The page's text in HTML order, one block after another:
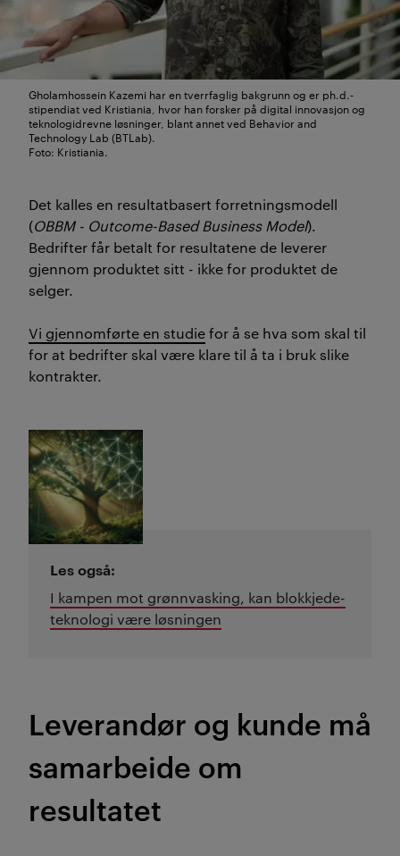
samarbeide tett, dele mål og
ressurser og være klare for
felles innovasjon.
(Sammendraget er laget av KI og
kvalitetssikret av redaksjonen
Gholamhossein Kazemi har en tverrfaglig bakgrunn og er ph.d.-
stipendiat ved Kristiania, hvor han forsker på digital innovasjon og
teknologidrevne løsninger, blant annet ved Behavior and
Technology Lab (BTLab).
Foto: Kristiania.
Det kalles en resultatbasert forretningsmodell
(OBBM - Outcome-Based Business Model).
Bedrifter får betalt for resultatene de leverer
gjennom produktet sitt - ikke for produktet de
selger.
Vi gjennomførte en studiefor å se hva som skal til
for at bedrifter skal være klare til å ta i bruk slike
kontrakter.
Les også:
I kampen mot grønnvasking, kan blokkjede-
teknologi være løsningen
Leverandør og kunde må
samarbeide om
resultatet